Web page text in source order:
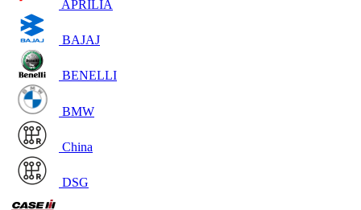
APRILIA
BAJAJ
BENELLI
BMW
China
DSG